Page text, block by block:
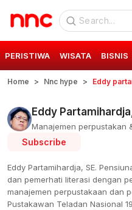
PERISTIWA WISATA BISNIS
Home Nnc hype Eddy
Eddy
Manajemen perpustakan
Subscribe
Eddy Partamihardja, SE.
dan pemerhati literasi dengan
manajemen perpustakaan dan
Pustakawan Teladan Nasional